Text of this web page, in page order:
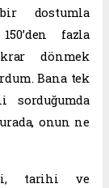
dostumla
fazla
dönmek
Bana tek
sorduğumda
onun ne
tarihi ve